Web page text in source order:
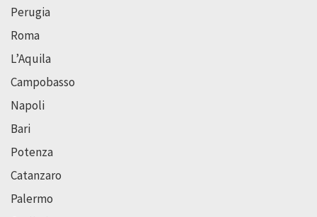
Perugia
Roma
L’Aquila
Campobasso
Napoli
Bari
Potenza
Catanzaro
Palermo